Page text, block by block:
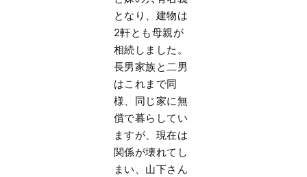
となり、建物は
2軒とも母親が
相続しました。
長男家族と二男
はこれまで同
様、同じ家に無
償で暮らしてい
ますが、現在は
関係が壊れてし
まい、山下さん